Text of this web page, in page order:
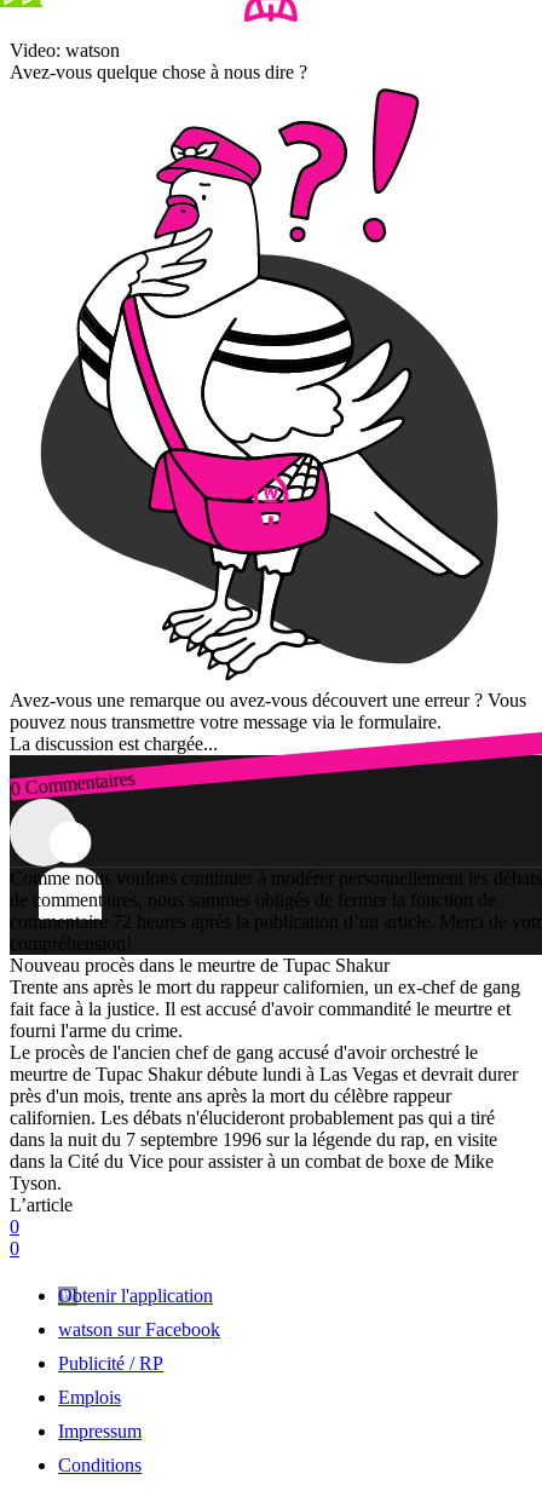
Video: watson
Avez-vous quelque chose à nous dire ?
Avez-vous une remarque ou avez-vous découvert une erreur ? Vous
pouvez nous transmettre votre message via le formulaire.
La discussion est chargée...
0 Commentaires
Connexion
Comme nous voulons continuer à modérer personnellement les débats
de commentaires, nous sommes obligés de fermer la fonction de
commentaire 72 heures après la publication d’un article. Merci de
compréhension!
Nouveau procès dans le meurtre de Tupac Shakur
Trente ans après le mort du rappeur californien, un ex-chef de gang
fait face à la justice. Il est accusé d'avoir commandité le meurtre et
fourni l'arme du crime.
Le procès de l'ancien chef de gang accusé d'avoir orchestré le
meurtre de Tupac Shakur débute lundi à Las Vegas et devrait durer
près d'un mois, trente ans après la mort du célèbre rappeur
californien. Les débats n'élucideront probablement pas qui a tiré
dans la nuit du 7 septembre 1996 sur la légende du rap, en visite
dans la Cité du Vice pour assister à un combat de boxe de Mike
Tyson.
L’article
0
0
Obtenir l'application
watson sur Facebook
Publicité / RP
Emplois
Impressum
Conditions